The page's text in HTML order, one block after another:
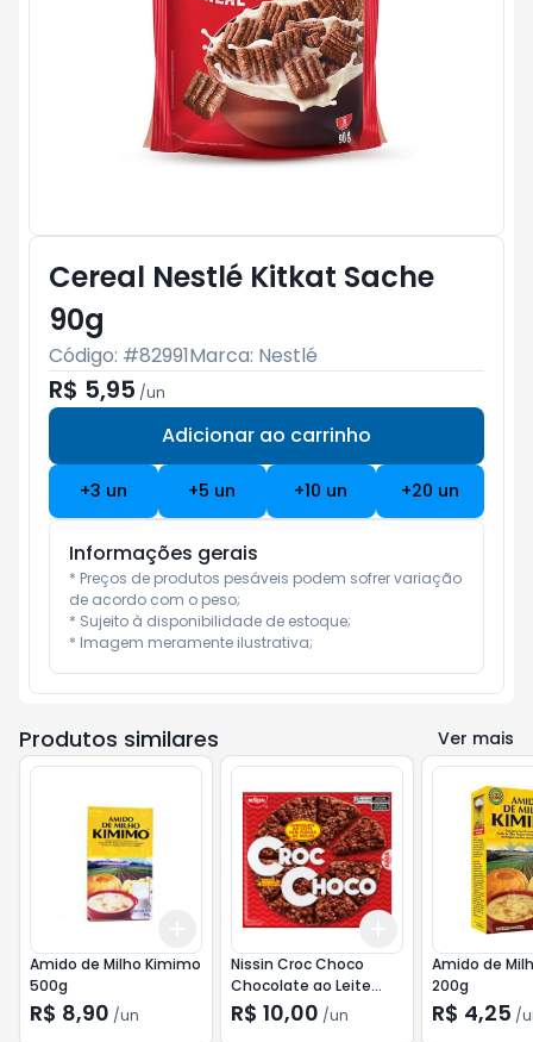
Cereal Nestlé Kitkat Sache
90g
Código: #82991Marca: Nestlé
R$ 5,95 /un
Adicionar ao carrinho
+3 un +5 un +10 un +20 un
Informações gerais
* Preços de produtos pesáveis podem sofrer variação
de acordo com o peso;
* Sujeito à disponibilidade de estoque;
* Imagem meramente ilustrativa;
Produtos similares Ver mais
+5 +10
Amido de Milho Kimimo
500g
R$ 8,90 /un
+10
Add
Nissin Croc Choco
Chocolate ao Leite
44g
R$ 10,00 /un
Amido de
200g
R$ 4,25 /